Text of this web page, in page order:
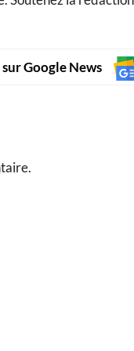
Google News